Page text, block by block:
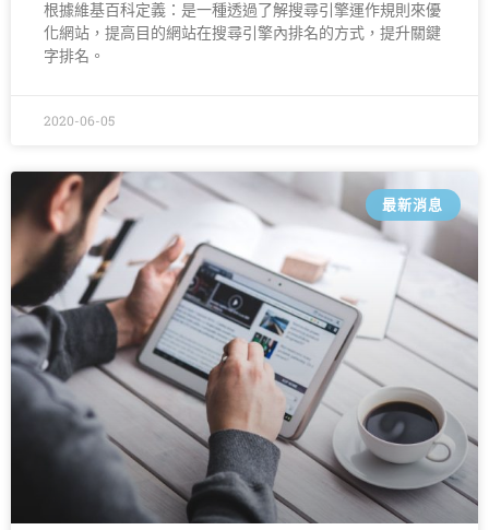
根據維基百科定義：是一種透過了解搜尋引擎運作規則來優
化網站，提高目的網站在搜尋引擎內排名的方式，提升關鍵
字排名。
2020-06-05
最新消息